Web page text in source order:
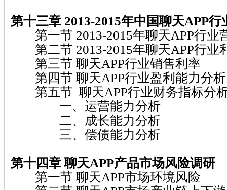
第十三章 2013-2015年中国聊天APP
第一节 2013-2015年聊天APP行业
第二节 2013-2015年聊天APP行业
第三节 聊天APP行业销售利率
第四节 聊天APP行业盈利能力分析
第五节 聊天APP行业财务指标分
一、运营能力分析
二、成长能力分析
三、偿债能力分析
第十四章 聊天APP产品市场风险调研
第一节 聊天APP市场环境风险